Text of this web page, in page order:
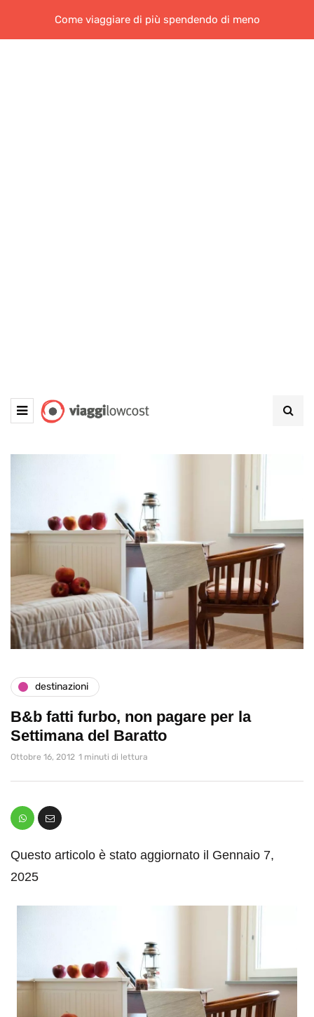
Come viaggiare di più spendendo di meno
destinazioni
B&b fatti furbo, non pagare per la
Settimana del Baratto
Ottobre 16, 2012 1 minuti di lettura
Questo articolo è stato aggiornato il Gennaio 7,
2025